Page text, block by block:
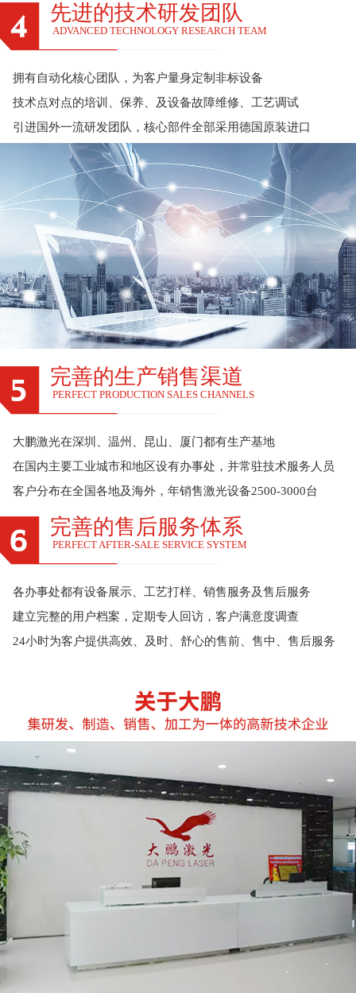
先进的技术研发团队
ADVANCED TECHNOLOGY RESEARCH TEAM
拥有自动化核心团队，为客户量身定制非标设备
技术点对点的培训、保养、及设备故障维修、工艺调试
引进国外一流研发团队，核心部件全部采用德国原装进口
完善的生产销售渠道
PERFECT PRODUCTION SALES CHANNELS
大鹏激光在深圳、温州、昆山、厦门都有生产基地
在国内主要工业城市和地区设有办事处，并常驻技术服务人员
客户分布在全国各地及海外，年销售激光设备2500-3000台
完善的售后服务体系
PERFECT AFTER-SALE SERVICE SYSTEM
各办事处都有设备展示、工艺打样、销售服务及售后服务
建立完整的用户档案，定期专人回访，客户满意度调查
24小时为客户提供高效、及时、舒心的售前、售中、售后服务